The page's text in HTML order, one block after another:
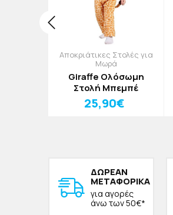
Αποκριάτικες Στολές για
Μωρά
Giraffe Ολόσωμη
Στολή Μπεμπέ
25,90€
ΔΩΡΕAΝ
ΜΕΤΑΦΟΡΙΚΑ
για αγορές
άνω των 50€*